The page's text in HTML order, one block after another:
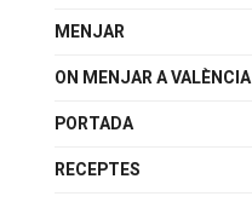
MENJAR
ON MENJAR A VALÈNCIA
PORTADA
RECEPTES